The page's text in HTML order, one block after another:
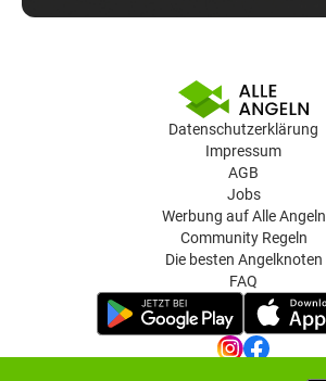
Datenschutzerklärung
Impressum
AGB
Jobs
Werbung auf Alle Angeln
Community Regeln
Die besten Angelknoten
FAQ